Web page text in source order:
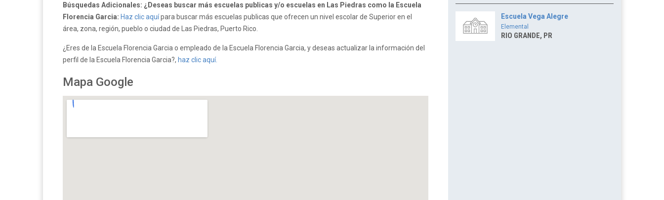
Búsquedas Adicionales: ¿Deseas buscar más escuelas publicas y/o escuelas en Las Piedras como la Escuela
Florencia Garcia: Haz clic aquípara buscar más escuelas publicas que ofrecen un nivel escolar de Superior en el
área, zona, región, pueblo o ciudad de Las Piedras, Puerto Rico.
¿Eres de la Escuela Florencia Garcia o empleado de la Escuela Florencia Garcia, y deseas actualizar la información del
perfil de la Escuela Florencia Garcia?, haz clic aquí.
Mapa Google
Escuela Vega Alegre
Elemental
RIO GRANDE, PR